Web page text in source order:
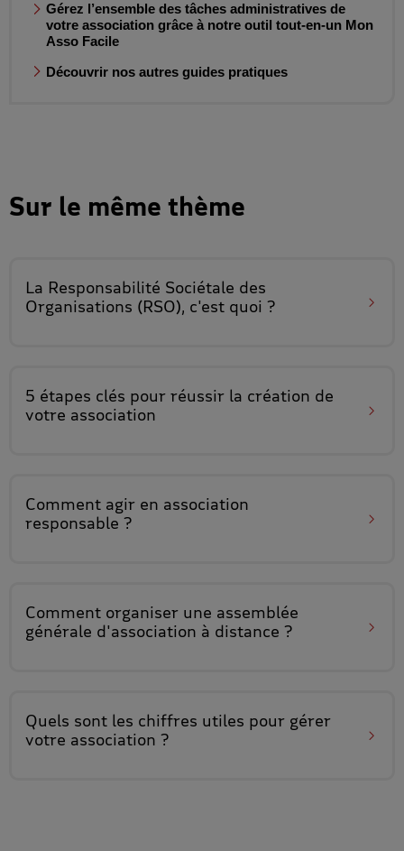
Gérez l’ensemble des tâches administratives de
votre association grâce à notre outil tout-en-un Mon
Asso Facile
Découvrir nos autres guides pratiques
Découvrir nos autres guides pratiques
Sur le même thème
La Responsabilité Sociétale des
Organisations (RSO), c'est quoi ?
5 étapes clés pour réussir la création de
votre association
Comment agir en association
responsable ?
Comment organiser une assemblée
générale d'association à distance ?
Quels sont les chiffres utiles pour gérer
votre association ?